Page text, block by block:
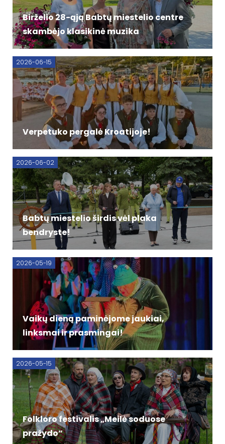
Birželio 28-ąją Babtų miestelio centre
skambėjo klasikinė muzika
Verpetuko pergalė Kroatijoje!
2026-06-15
Babtų miestelio širdis vėl plaka
bendryste!
2026-06-02
Vaikų dieną paminėjome jaukiai,
linksmai ir prasmingai!
2026-05-19
Folkloro festivalis „Meilė soduose
pražydo“
2026-05-15